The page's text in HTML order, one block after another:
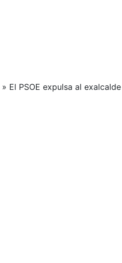
» El PSOE expulsa al